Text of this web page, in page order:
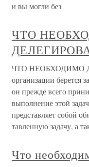
и вы могли без
ЧТО
ЧТО НЕОБХОДИМО
организации берется
он прежде всего
выполнение этой
представляет собой
тавленную задачу, а
Что